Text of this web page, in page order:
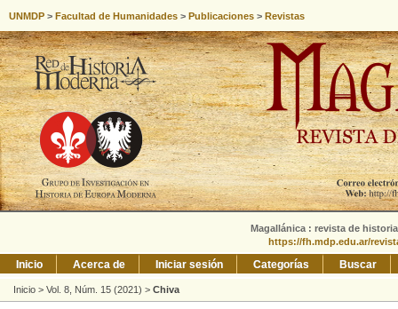
UNMDP > Facultad de Humanidades > Publicaciones > Revistas
Magallánica : revista de
https://fh.mdp.edu.ar/
Inicio Acerca de Iniciar sesión Categorías Buscar
Inicio > Vol. 8, Núm. 15 (2021) > Chiva